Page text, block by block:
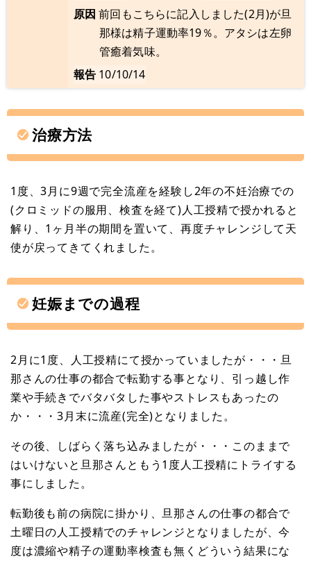
原因 前回もこちらに記入しました(2月)が旦
那様は精子運動率19％。アタシは左卵
管癒着気味。
報告 10/10/14
治療方法
1度、3月に9週で完全流産を経験し2年の不妊治療での
(クロミッドの服用、検査を経て)人工授精で授かれると
解り、1ヶ月半の期間を置いて、再度チャレンジして天
使が戻ってきてくれました。
妊娠までの過程
2月に1度、人工授精にて授かっていましたが・・・旦
那さんの仕事の都合で転勤する事となり、引っ越し作
業や手続きでバタバタした事やストレスもあったの
か・・・3月末に流産(完全)となりました。
その後、しばらく落ち込みましたが・・・このままで
はいけないと旦那さんともう1度人工授精にトライする
事にしました。
転勤後も前の病院に掛かり、旦那さんの仕事の都合で
土曜日の人工授精でのチャレンジとなりましたが、今
度は濃縮や精子の運動率検査も無くどういう結果にな